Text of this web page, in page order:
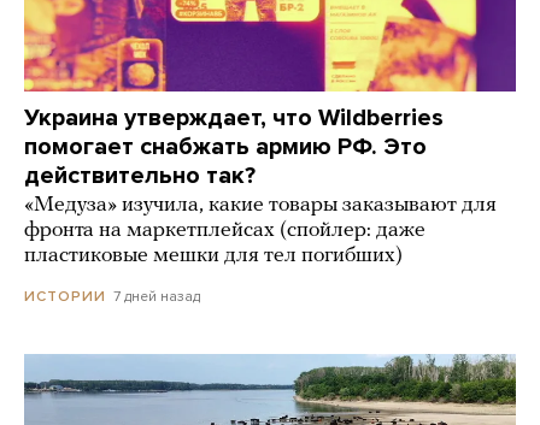
Украина утверждает, что Wildberries
помогает снабжать армию РФ. Это
действительно так?
«Медуза» изучила, какие товары заказывают для
фронта на маркетплейсах (спойлер: даже
пластиковые мешки для тел погибших)
ИСТОРИИ 7 дней назад